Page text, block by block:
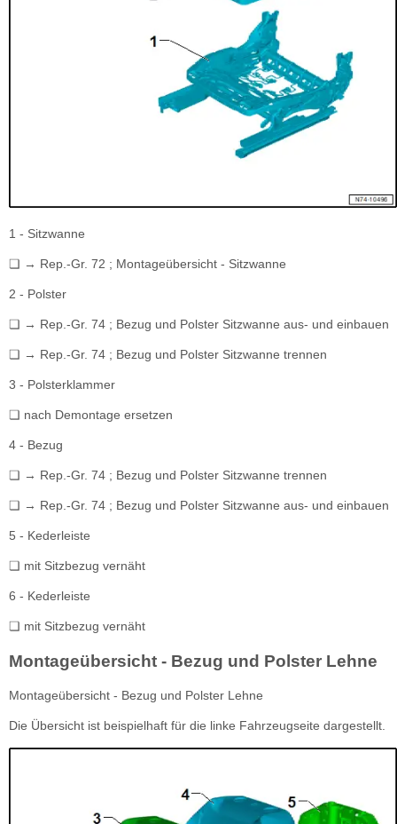
1 - Sitzwanne
❏ → Rep.-Gr. 72 ; Montageübersicht - Sitzwanne
2 - Polster
❏ → Rep.-Gr. 74 ; Bezug und Polster Sitzwanne aus- und einbauen
❏ → Rep.-Gr. 74 ; Bezug und Polster Sitzwanne trennen
3 - Polsterklammer
❏ nach Demontage ersetzen
4 - Bezug
❏ → Rep.-Gr. 74 ; Bezug und Polster Sitzwanne trennen
❏ → Rep.-Gr. 74 ; Bezug und Polster Sitzwanne aus- und einbauen
5 - Kederleiste
❏ mit Sitzbezug vernäht
6 - Kederleiste
❏ mit Sitzbezug vernäht
Montageübersicht - Bezug und Polster Lehne
Montageübersicht - Bezug und Polster Lehne
Die Übersicht ist beispielhaft für die linke Fahrzeugseite dargestellt.